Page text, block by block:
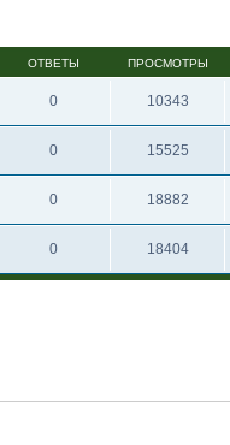
ОТВЕТЫ ПРОСМОТРЫ
0 10343
0 15525
0 18882
0 18404